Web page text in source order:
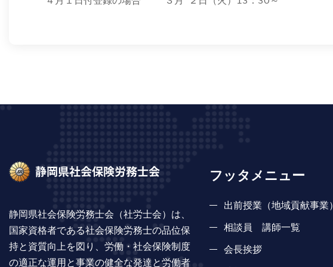
静岡県社会保険労務士会（社労士会）は、
国家資格者である社会保険労務士の品位保
持と資質向上を図り、労働・社会保険制度
の適正な運用と事業の健全な発達と労働者
フッタメニュー
出前授業（地域貢献事業）
相談員 講師一覧
会長挨拶